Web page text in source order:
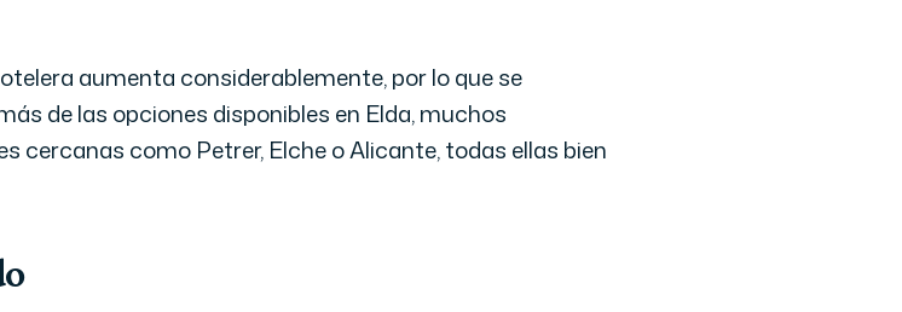
aumenta considerablemente, por lo que se
de las opciones disponibles en Elda, muchos
cercanas como Petrer, Elche o Alicante, todas ellas bien